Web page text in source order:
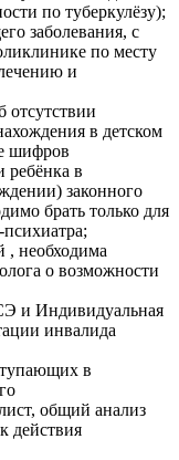
по туберкулёзу);
заболевания, с
по месту
и
в детском
шифров
ребёнка в
законного
брать только для
, необходима
о возможности
и Индивидуальная
инвалида
в
общий анализ
действия